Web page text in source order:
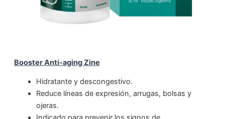
Booster Anti-aging Zine
Hidratante y descongestivo.
Reduce líneas de expresión, arrugas, bolsas y
ojeras.